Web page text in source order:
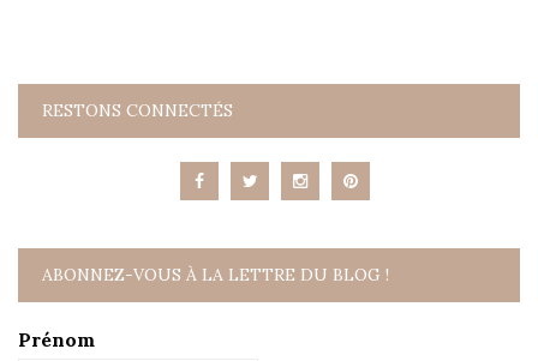
RESTONS CONNECTÉS
ABONNEZ-VOUS À LA LETTRE DU BLOG !
Prénom